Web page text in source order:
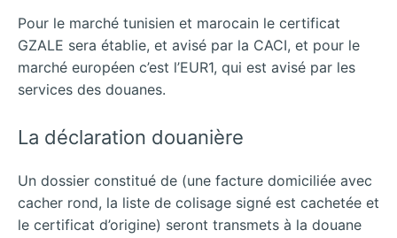
Pour le marché tunisien et marocain le certificat
GZALE sera établie, et avisé par la CACI, et pour le
marché européen c’est l’EUR1, qui est avisé par les
services des douanes.
La déclaration douanière
Un dossier constitué de (une facture domiciliée avec
cacher rond, la liste de colisage signé est cachetée et
le certificat d’origine) seront transmets à la douane